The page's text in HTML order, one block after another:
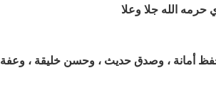
الله جلا وعلا
:حفظ أمانة ، وصدق حديث ، وحسن خليقة ، وعفة